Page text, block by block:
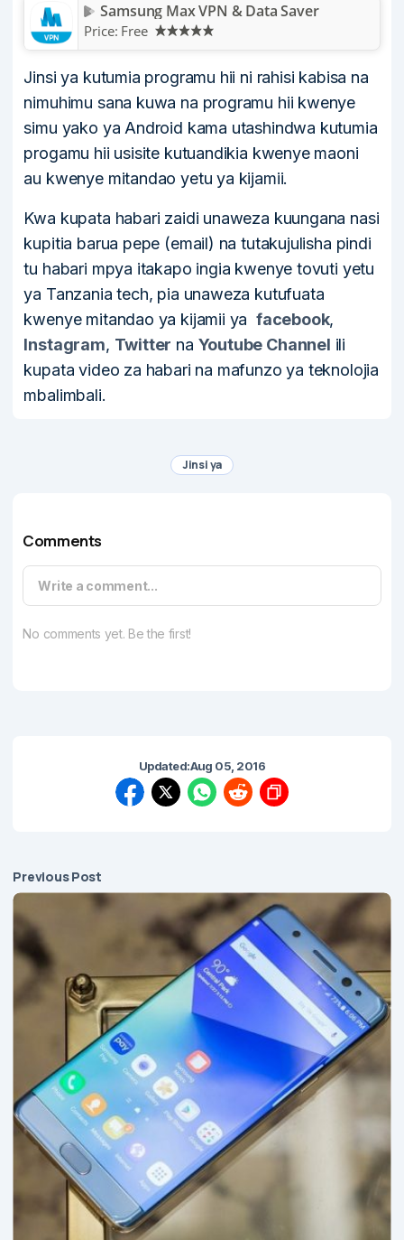
Samsung Max VPN & Data Saver
Price: Free
Jinsi ya kutumia programu hii ni rahisi kabisa na
nimuhimu sana kuwa na programu hii kwenye
simu yako ya Android kama utashindwa kutumia
progamu hii usisite kutuandikia kwenye maoni
au kwenye mitandao yetu ya kijamii.
Kwa kupata habari zaidi unaweza kuungana nasi
kupitia barua pepe (email) na tutakujulisha pindi
tu habari mpya itakapo ingia kwenye tovuti yetu
ya Tanzania tech, pia unaweza kutufuata
kwenye mitandao ya kijamii ya facebook,
Instagram, Twitter na Youtube Channel ili
kupata video za habari na mafunzo ya teknolojia
mbalimbali.
Jinsi ya
Comments
Write a comment...
No comments yet. Be the first!
Updated:Aug 05, 2016
Previous Post